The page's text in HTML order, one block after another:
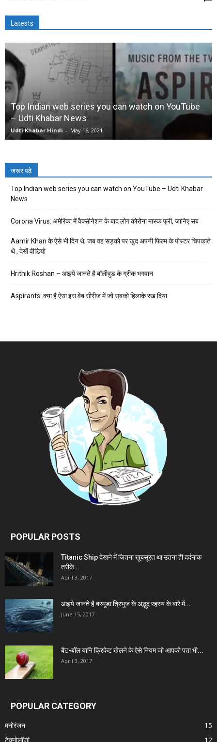
Latests
Top Indian web series you can watch on YouTube
– Udti Khabar News
Udti Khabar Hindi - May 16, 2021
जरूर पढ़े
Top Indian web series you can watch on YouTube – Udti Khabar
News
Corona Virus: अमेरिका में वैक्सीनेशन के बाद लोग कोरोना मास्क फ्री, जानिए सब
Aamir Khan के ऐसे भी दिन थे; जब वह सड़को पर खुद अपनी फिल्म के पोस्टर चिपकाते
थे , देखें वीडियो
Hrithik Roshan – आइये जानते है बॉलीवुड के ग्रीक भगवान
Aspirants: क्या है ऐसा इस वेब सीरीज में जो सबको हिलाके रख दिया
POPULAR POSTS
Titanic Ship देखने में जितना खूबसूरत था उतना ही दर्दनाक
तरीके...
April 3, 2017
आइये जानते है बरमूडा त्रिभुज के अद्भुद रहस्य के बारे में...
June 15, 2017
बैट-बॉल यानि क्रिकेट खेलने के ऐसे नियम जो आपको पता भी...
April 3, 2017
POPULAR CATEGORY
मनोरंजन
15
टेक्नोलॉजी
12